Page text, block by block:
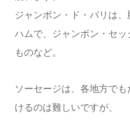
ジャンボン・ド・パリは
ハムで、ジャンボン・セ
ものなど。
ソーセージは、各地方で
けるのは難しいですが、